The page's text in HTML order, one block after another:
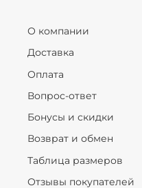
О компании
Доставка
Оплата
Вопрос-ответ
Бонусы и скидки
Возврат и обмен
Таблица размеров
Отзывы покупателей